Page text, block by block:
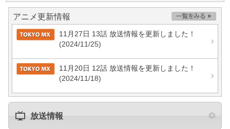
アニメ更新情報
11月27日 13話 放送情報を更新しました！
(2024/11/25)
11月20日 12話 放送情報を更新しました！
(2024/11/18)
放送情報